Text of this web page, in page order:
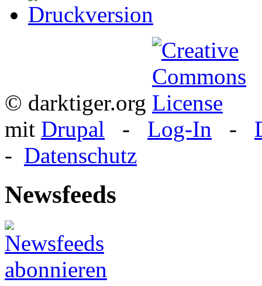
© darktiger.org
mit Drupal - Log-In -
- Datenschutz
Newsfeeds